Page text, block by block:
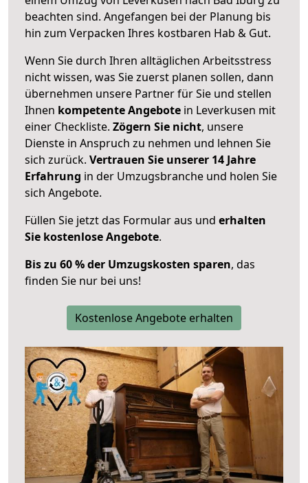
beachten sind. Angefangen bei der Planung bis
hin zum Verpacken Ihres kostbaren Hab & Gut.
Wenn Sie durch Ihren alltäglichen Arbeitsstress
nicht wissen, was Sie zuerst planen sollen, dann
übernehmen unsere Partner für Sie und stellen
Ihnen kompetente Angebote in Leverkusen mit
einer Checkliste. Zögern Sie nicht, unsere
Dienste in Anspruch zu nehmen und lehnen Sie
sich zurück. Vertrauen Sie unserer 14 Jahre
Erfahrung in der Umzugsbranche und holen Sie
sich Angebote.
Füllen Sie jetzt das Formular aus und erhalten
Sie kostenlose Angebote.
Bis zu 60 % der Umzugskosten sparen, das
finden Sie nur bei uns!
Kostenlose Angebote erhalten